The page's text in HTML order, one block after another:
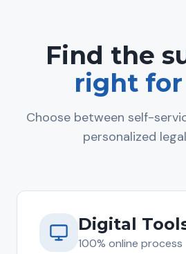
Find the
right for
Choose between self-
personalized
Digital
100% online process